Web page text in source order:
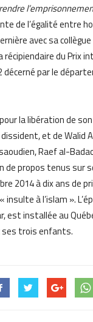
de l’égalité entre
avec sa
récipiendaire du Prix
décerné par le
la libération de
et de Walid
Raef al-
de propos tenus sur
2014 à dix ans de
à l’islam ».
est installée au
ses trois enfants.